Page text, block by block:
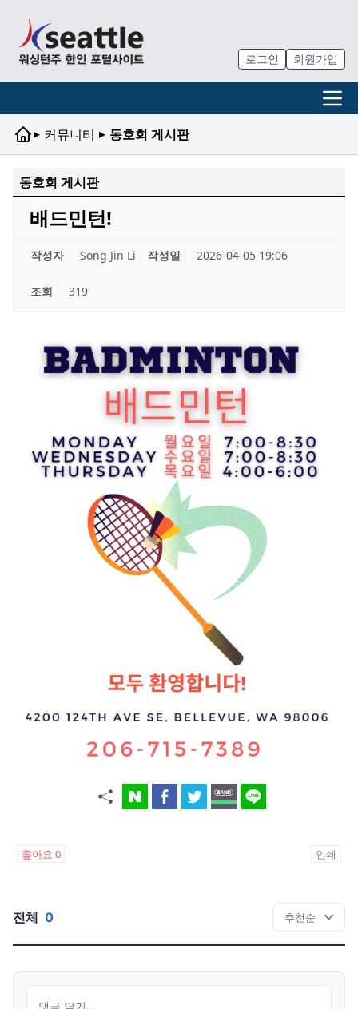
로그인 회원가입
▸ 커뮤니티 ▸ 동호회 게시판
동호회 게시판
배드민턴!
작성자 Song Jin Li 작성일 2026-04-05 19:06
조회 319
좋아요 0 인쇄
전체 0